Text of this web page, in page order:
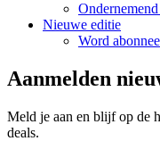
Nieuwe editie
Word abonnee
Aanmelden
Meld je aan en blijf op de
deals.